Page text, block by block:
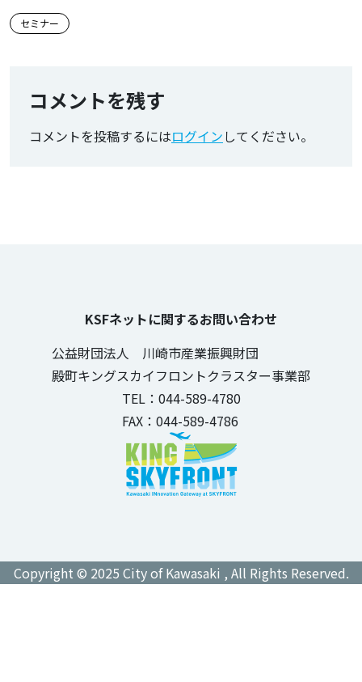
この記事のタグ
セミナー
コメントを残す
コメントを投稿するにはログインしてください。
KSFネットに関するお問い合わせ
公益財団法人 川崎市産業振興財団
殿町キングスカイフロントクラスター事業部
TEL：044-589-4780
FAX：044-589-4786
Copyright © 2025 City of Kawasaki , All Rights Reserved.